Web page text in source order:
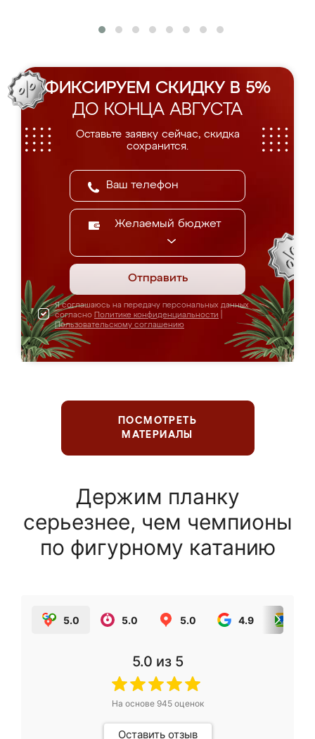
ФИКСИРУЕМ СКИДКУ В 5%
ДО КОНЦА АВГУСТА
Оставьте заявку сейчас, скидка
сохранится.
Желаемый бюджет
Отправить
Я соглашаюсь на передачу персональных данных
согласно Политике конфиденциальности
Пользовательскому соглашению
ПОСМОТРЕТЬ
МАТЕРИАЛЫ
Держим планку
серьезнее, чем чемпионы
по фигурному катанию
5.0 5.0 5.0 4.9
5.0 из 5
На основе 945оценок
Оставить отзыв